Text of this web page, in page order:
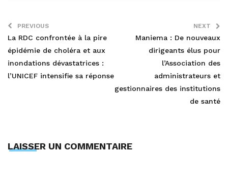
PREVIOUS
La RDC confrontée à la pire
épidémie de choléra et aux
inondations dévastatrices :
l’UNICEF intensifie sa réponse
NEXT
Maniema : De nouveaux
dirigeants élus pour
l’Association des
administrateurs et
gestionnaires des institutions
de santé
LAISSER UN COMMENTAIRE